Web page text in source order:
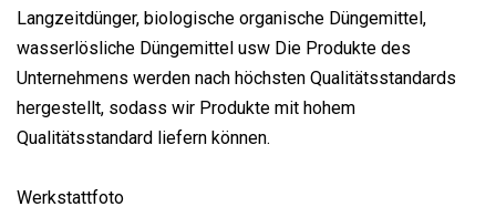
Langzeitdünger, biologische organische Düngemittel,
wasserlösliche Düngemittel usw Die Produkte des
Unternehmens werden nach höchsten Qualitätsstandards
hergestellt, sodass wir Produkte mit hohem
Qualitätsstandard liefern können.
Werkstattfoto